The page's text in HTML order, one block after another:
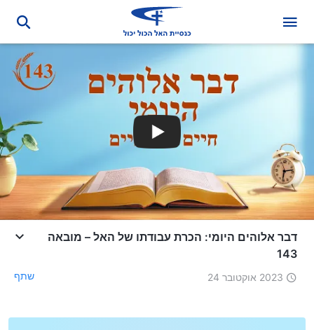
דבר אלוהים היומי: הכרת עבודתו של האל – מובאה
143
2023 אוקטובר 24 שתף